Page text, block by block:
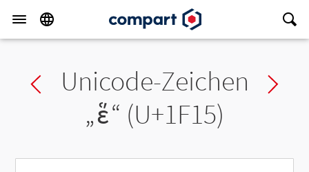
Previous char
Unicode-Zeichen
„ἕ“ (U+1F15)